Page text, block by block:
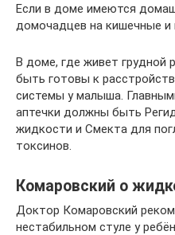
Если в доме имеются
домочадцев на кишечные и
В доме, где живет грудной
быть готовы к
системы у малыша.
аптечки должны быть
жидкости и Смекта для
токсинов.
Комаровский о
Доктор Комаровский
нестабильном стуле у